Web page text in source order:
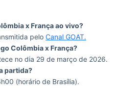
x França ao vivo?
pelo Canal GOAT.
Colômbia x França?
no dia 29 de março de 2026.
partida?
(horário de Brasília).